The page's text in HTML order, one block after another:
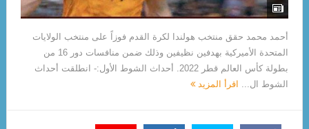
أحمد محمد حقق منتخب هولندا لكرة القدم فوزاً على منتخب الولايات
المتحدة الأميركية بهدفين نظيفين وذلك ضمن منافسات دور 16 من
بطولة كأس العالم قطر 2022. أحداث الشوط الأول:- انطلقت أحداث
الشوط ال... اقرأ المزيد